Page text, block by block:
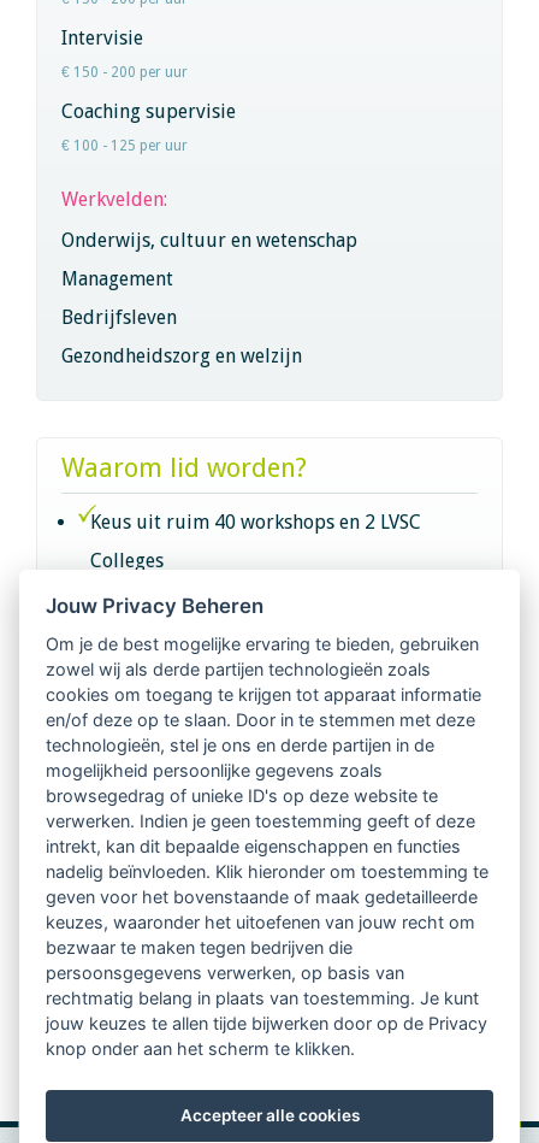
Intervisie
€ 150 - 200 per uur
Coaching supervisie
€ 100 - 125 per uur
Werkvelden:
Onderwijs, cultuur en wetenschap
Management
Bedrijfsleven
Gezondheidszorg en welzijn
Waarom lid worden?
Keus uit ruim 40 workshops en 2 LVSC
Colleges
Intervisie met geregistreerde vakgenoten
Netwerk van 2100 professionals in 14
regio's
Vindbaar voor opdrachtgevers
Tijdschrift voor
Begeleidingskunde & kennisbank
Beroepsregistratie (LVSC keurmerk)
Lid worden van LVSC
Jouw Privacy Beheren
Om je de best mogelijke ervaring te bieden, gebruiken
zowel wij als derde partijen technologieën zoals
cookies om toegang te krijgen tot apparaat informatie
en/of deze op te slaan. Door in te stemmen met deze
technologieën, stel je ons en derde partijen in de
mogelijkheid persoonlijke gegevens zoals
browsegedrag of unieke ID's op deze website te
verwerken. Indien je geen toestemming geeft of deze
intrekt, kan dit bepaalde eigenschappen en functies
nadelig beïnvloeden. Klik hieronder om toestemming te
geven voor het bovenstaande of maak gedetailleerde
keuzes, waaronder het uitoefenen van jouw recht om
bezwaar te maken tegen bedrijven die
persoonsgegevens verwerken, op basis van
rechtmatig belang in plaats van toestemming. Je kunt
jouw keuzes te allen tijde bijwerken door op de Privacy
knop onder aan het scherm te klikken.
Accepteer alle cookies